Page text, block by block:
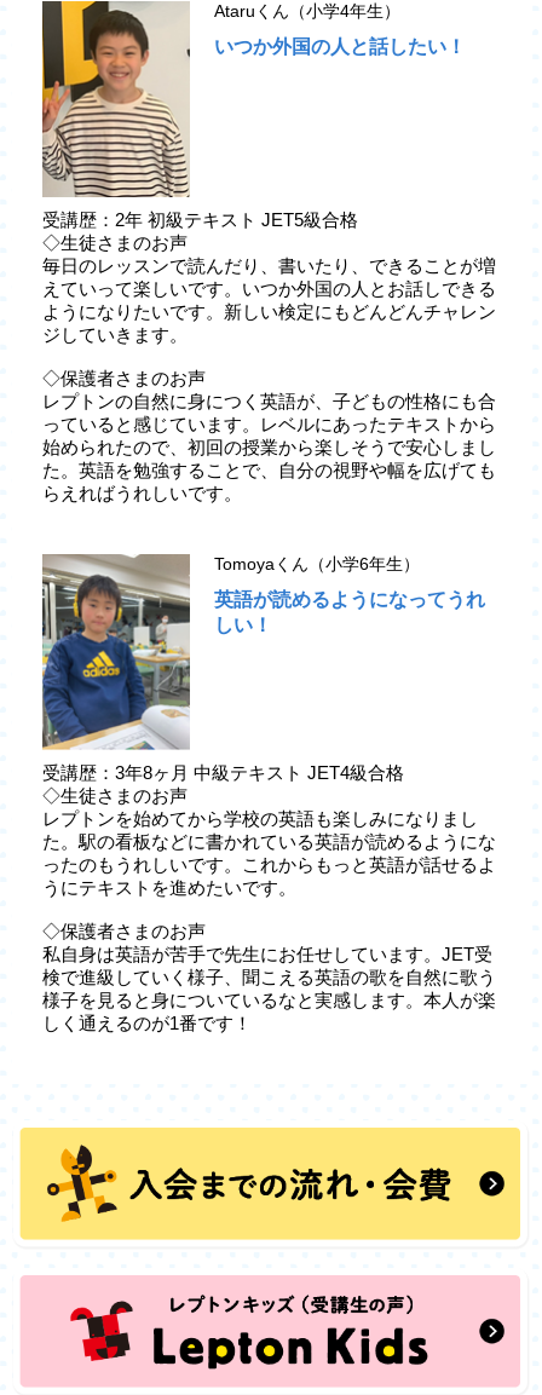
Ataruくん（小学4年生）
いつか外国の人と話したい！
受講歴：2年 初級テキスト JET5級合格
◇生徒さまのお声
毎日のレッスンで読んだり、書いたり、できることが増
えていって楽しいです。いつか外国の人とお話しできる
ようになりたいです。新しい検定にもどんどんチャレン
ジしていきます。
◇保護者さまのお声
レプトンの自然に身につく英語が、子どもの性格にも合
っていると感じています。レベルにあったテキストから
始められたので、初回の授業から楽しそうで安心しまし
た。英語を勉強することで、自分の視野や幅を広げても
らえればうれしいです。
Tomoyaくん（小学6年生）
英語が読めるようになってうれ
しい！
受講歴：3年8ヶ月 中級テキスト JET4級合格
◇生徒さまのお声
レプトンを始めてから学校の英語も楽しみになりまし
た。駅の看板などに書かれている英語が読めるようにな
ったのもうれしいです。これからもっと英語が話せるよ
うにテキストを進めたいです。
◇保護者さまのお声
私自身は英語が苦手で先生にお任せしています。JET受
検で進級していく様子、聞こえる英語の歌を自然に歌う
様子を見ると身についているなと実感します。本人が楽
しく通えるのが1番です！